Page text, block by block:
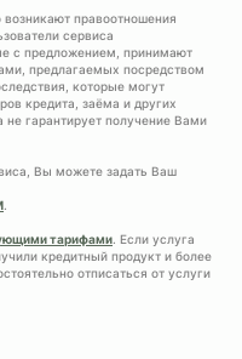
возникают правоотношения
сервиса
с предложением, принимают
предлагаемых посредством
которые могут
кредита, заёма и других
не гарантирует получение Вами
Вы можете задать Ваш
.
тарифами. Если услуга
кредитный продукт и более
отписаться от услуги